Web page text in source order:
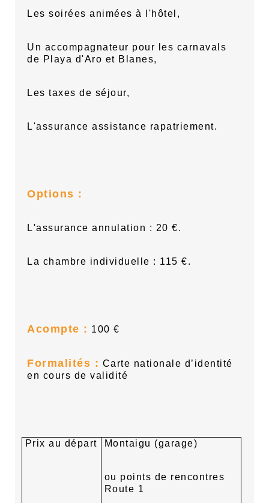
Les soirées animées à l'hôtel,
Un accompagnateur pour les carnavals
de Playa d'Aro et Blanes,
Les taxes de séjour,
L'assurance assistance rapatriement.
Options :
L'assurance annulation : 20 €.
La chambre individuelle : 115 €.
Acompte : 100 €
Formalités : Carte nationale d’identité
en cours de validité
Prix au départ Montaigu (garage)
ou points de rencontres
Route 1